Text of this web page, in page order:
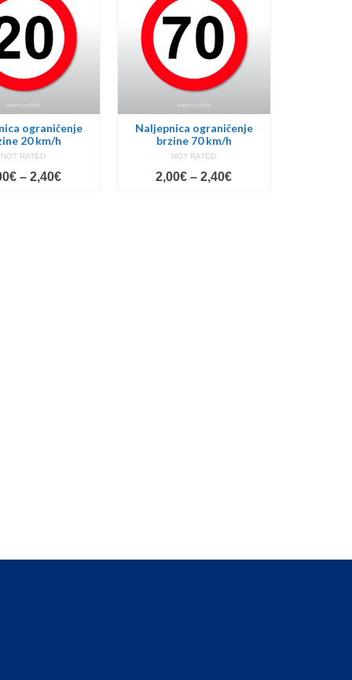
ograničenje
20 km/h
NOT RATED
€ – 2,40€Price
Naljepnica ograničenje
brzine 70 km/h
NOT RATED
2,00€ – 2,40€Price